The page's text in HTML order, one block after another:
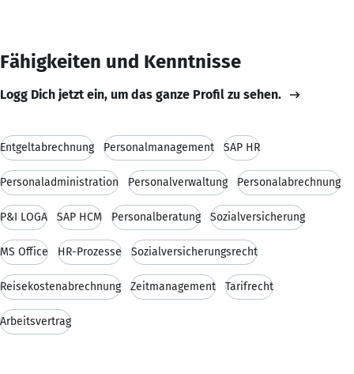
Fähigkeiten und Kenntnisse
Logg Dich jetzt ein, um das ganze Profil zu sehen.
Entgeltabrechnung Personalmanagement SAP HR
Personaladministration Personalverwaltung Personalabrechnung
P&I LOGA SAP HCM Personalberatung Sozialversicherung
MS Office HR-Prozesse Sozialversicherungsrecht
Reisekostenabrechnung Zeitmanagement Tarifrecht
Arbeitsvertrag